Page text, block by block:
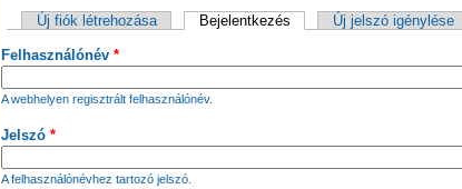
Új fiók létrehozása Bejelentkezés (aktív fül)Új jelszó igénylése
Felhasználónév *
A webhelyen regisztrált felhasználónév.
Jelszó *
A felhasználónévhez tartozó jelszó.